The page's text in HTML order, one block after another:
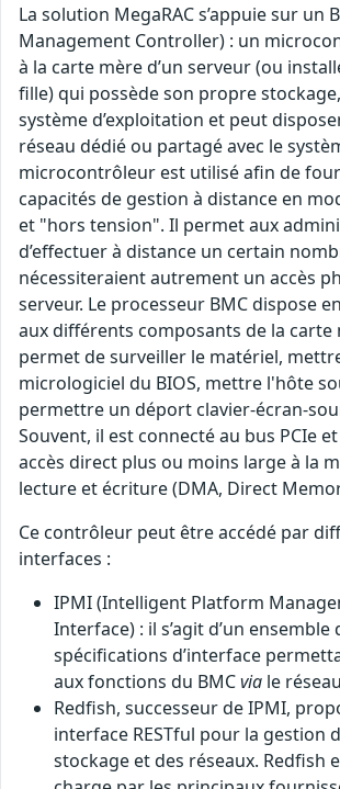
La solution MegaRAC s’appuie sur un
Management Controller) : un
à la carte mère d’un serveur (ou
fille) qui possède son propre
système d’exploitation et peut
réseau dédié ou partagé avec le
microcontrôleur est utilisé afin de
capacités de gestion à distance en
et "hors tension". Il permet aux
d’effectuer à distance un certain
nécessiteraient autrement un accès
serveur. Le processeur BMC dispose
aux différents composants de la carte
permet de surveiller le matériel,
micrologiciel du BIOS, mettre l'hôte
permettre un déport clavier-écran-
Souvent, il est connecté au bus PCIe
accès direct plus ou moins large à la
lecture et écriture (DMA, Direct
Ce contrôleur peut être accédé par
interfaces :
IPMI (Intelligent Platform
Interface) : il s’agit d’un ensemble
spécifications d’interface
aux fonctions du BMCvia le
Redfish, successeur de IPMI,
interface RESTful pour la gestion
stockage et des réseaux. Redfish